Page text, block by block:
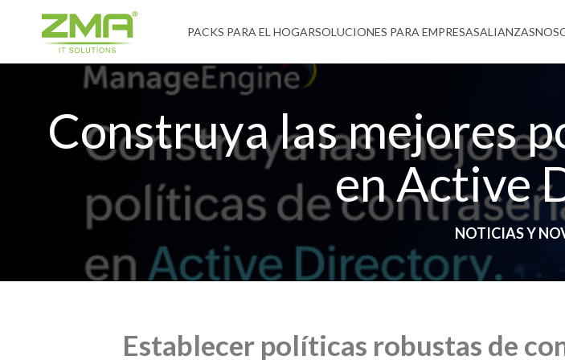
PACKS PARA EL HOGARSOLUCIONES PARA EMPRESASALIANZAS
Construya las mejores
en Active
NOTICIAS Y
Establecer políticas robustas de